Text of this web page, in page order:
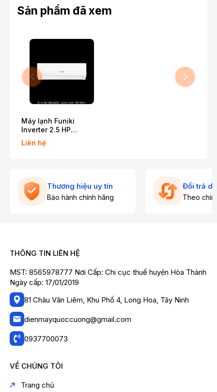
Sản phẩm đã xem
Máy lạnh Funiki
Inverter 2.5 HP
HIC24TMM-6
Liên hệ
Thương hiệu uy tín
Bảo hành chính hãng
Đổi trả
Theo
THÔNG TIN LIÊN HỆ
MST: 8565978777 Nơi Cấp: Chi cục thuế huyện Hòa Thành
Ngày cấp: 17/01/2019
81 Châu Văn Liêm, Khu Phố 4, Long Hoa, Tây Ninh
dienmayquoccuong@gmail.com
0937700073
VỀ CHÚNG TÔI
Trang chủ